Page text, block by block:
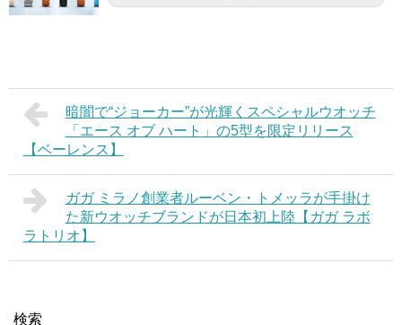
暗闇で“ジョーカー”が光輝くスペシャルウオッチ
「エース オブ ハート」の5型を限定リリース
【ベーレンス】
ガガ ミラノ創業者ルーベン・トメッラが手掛け
た新ウオッチブランドが日本初上陸【ガガ ラボ
ラトリオ】
検索